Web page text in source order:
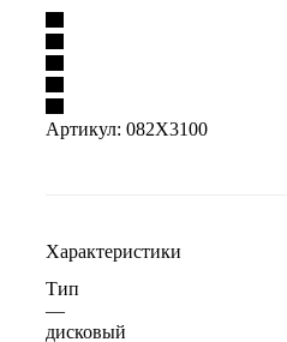
Артикул: 082X3100
Характеристики
Тип
—
дисковый